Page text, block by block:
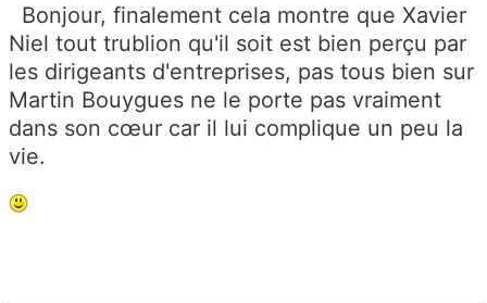
Bonjour, finalement cela montre que Xavier
Niel tout trublion qu'il soit est bien perçu par
les dirigeants d'entreprises, pas tous bien sur
Martin Bouygues ne le porte pas vraiment
dans son cœur car il lui complique un peu la
vie.